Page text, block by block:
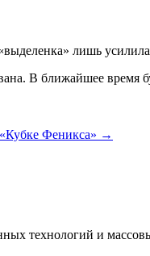
лишь
В ближайшее время
Феникса» →
технологий и